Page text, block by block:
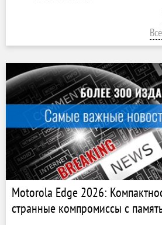
Motorola Edge 2026:
странные компромиссы с